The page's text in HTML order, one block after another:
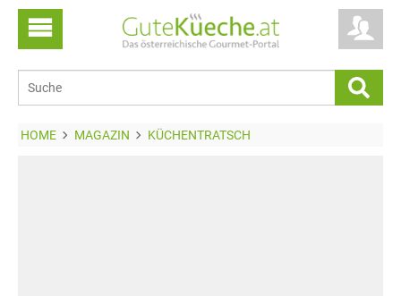
HOME MAGAZIN KÜCHENTRATSCH